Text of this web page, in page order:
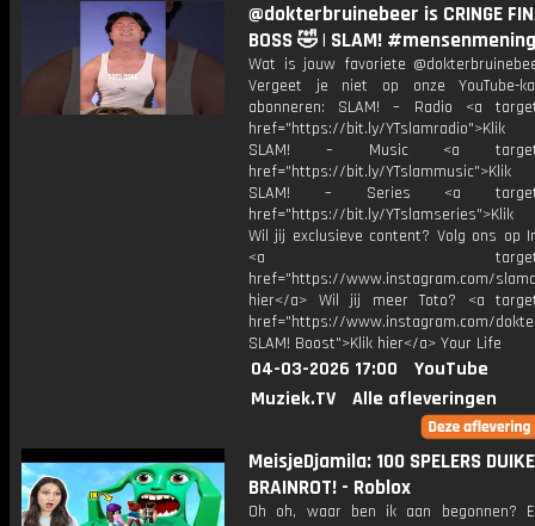
@dokterbruinebeer is CRINGE
BOSS 🤣 | SLAM! #mensenmening
Wat is jouw favoriete
Vergeet je niet op onze YouTube-
abonneren: SLAM! – Radio <a
href="https://bit.ly/
SLAM! – Music <a
href="https://bit.ly/
SLAM! – Series <a
href="https://bit.ly/
Wil jij exclusieve content? Volg ons op
<a
href="https://www.instagram.com/
hier</a> Wil jij meer Toto? <a
href="https://www.instagram.com/
SLAM! Boost">Klik hier</a> Your Life
04-03-2026 17:00
YouTube
Muziek.TV
Alle afleveringen
MeisjeDjamila: 100 SPELERS
BRAINROT! - Roblox
Oh oh, waar ben ik aan begonnen?